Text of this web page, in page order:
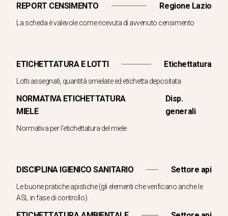
REPORT CENSIMENTO Regione Lazio
La scheda è valevole come ricevuta di avvenuto censimento
ETICHETTATURA E LOTTI Etichettatura
Lotti assegnati, quantità smielate ed etichetta depositata
NORMATIVA ETICHETTATURA
MIELE
Disp.
generali
Normativa per l'etichettatura del miele
DISCIPLINA IGIENICO SANITARIO Settore api
Le buone pratiche apistiche (gli elementi che verificano anche le
ASL in fase di controllo)